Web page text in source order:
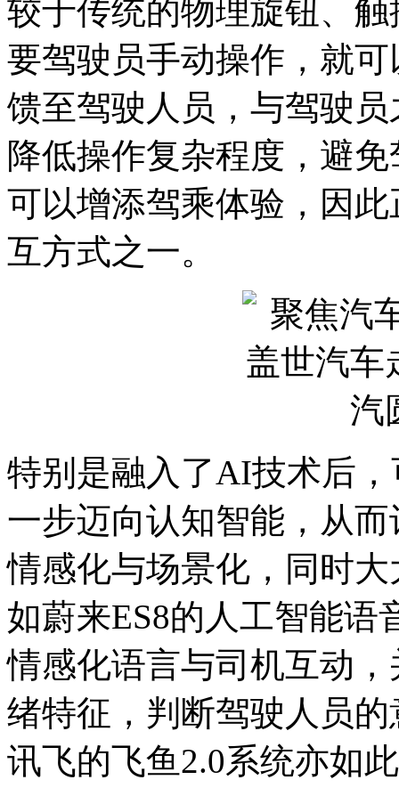
较于传统的物理旋钮、
要驾驶员手动操作，就
馈至驾驶人员，与驾驶
降低操作复杂程度，避
可以增添驾乘体验，因
互方式之一。
特别是融入了AI技术后
一步迈向认知智能，从
情感化与场景化，同时
如蔚来ES8的人工智能
情感化语言与司机互动
绪特征，判断驾驶人员
讯飞的飞鱼2.0系统亦如